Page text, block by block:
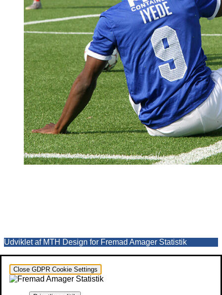
Udviklet af MTH Design for Fremad Amager Statistik
Close GDPR Cookie Settings